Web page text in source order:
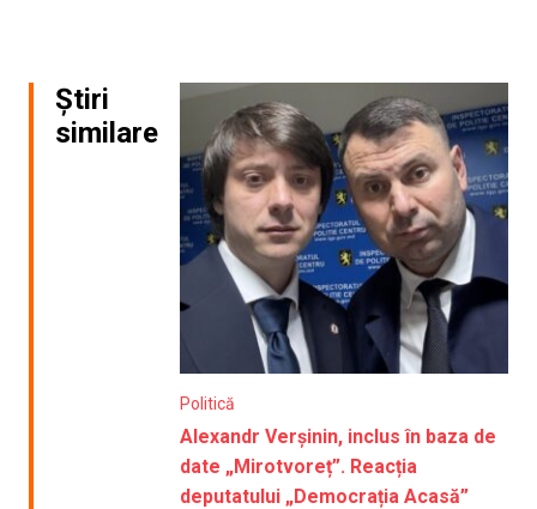
Știri
similare
Politică
Alexandr Verșinin, inclus în baza de
date „Mirotvoreț”. Reacția
deputatului „Democrația Acasă”